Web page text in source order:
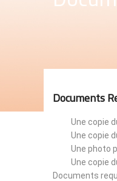
Documents
Une copie
Une copie
Une photo
Une copie
Documents